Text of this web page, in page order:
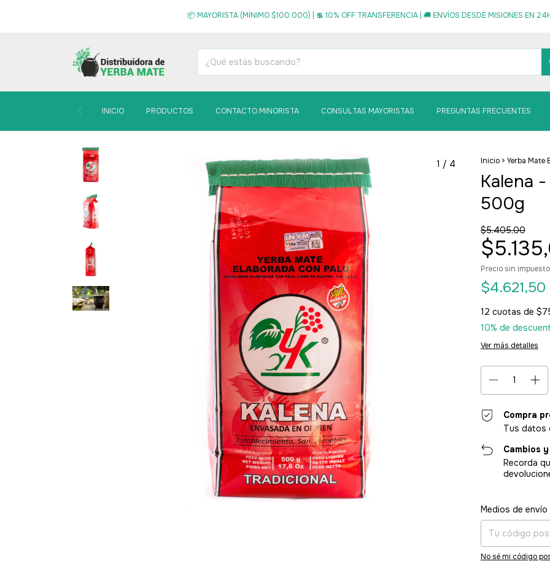
📦 MAYORISTA (MÍNIMO $100.000) | 💲 10% OFF TRANSFERENCIA | 🚚 ENVÍOS DESDE MISIONES EN
INICIO PRODUCTOS CONTACTO MINORISTA CONSULTAS MAYORISTAS PREGUNTAS FRECUENTES
1 / 4 Inicio > Yerba Mate
Kalena
500g
$5.405,00
Precio sin
$4.621,50
12 cuotas de
10% de
Ver más detalles
Compra
Tus datos
Cambios
Recorda
Entregas para el
Medios de envío
No sé mi código